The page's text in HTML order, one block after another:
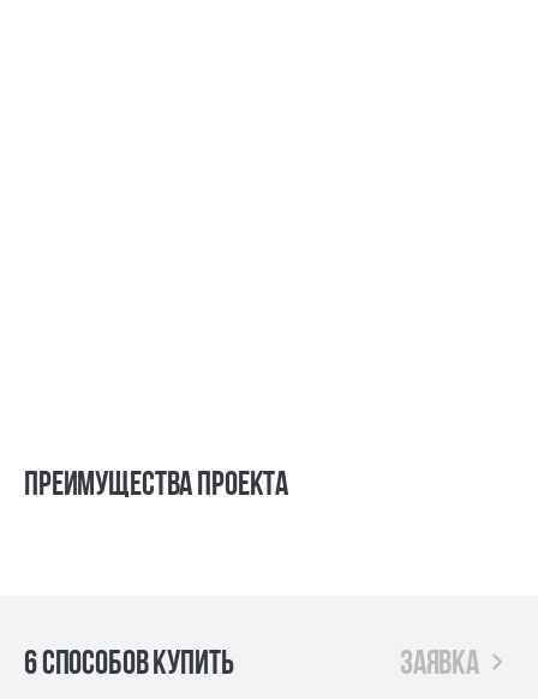
Преимущества проекта
6 способов купить заявка